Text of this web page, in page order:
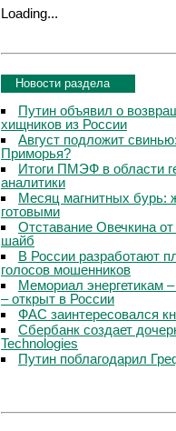
Loading...
Новости раздела
Путин объявил о
хищников из России
Август подложит
Приморья?
Итоги ПМЭФ в области
аналитики
Месяц магнитных бурь:
готовыми
Отставание Овечкина
шайб
В России разработают
голосов мошенников
Мемориал энергетикам
– открыт в России
ФАС заинтересовался
Сбербанк создает
Technologies
Путин поблагодарил